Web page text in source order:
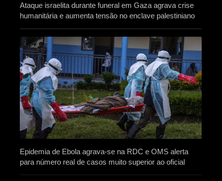
Ataque israelita durante funeral em Gaza agrava crise
humanitária e aumenta tensão no enclave palestiniano
Epidemia de Ebola agrava-se na RDC e OMS alerta
para número real de casos muito superior ao oficial